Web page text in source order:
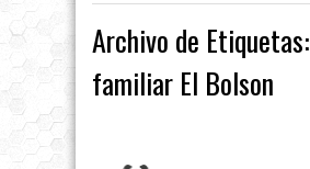
Archivo de Etiquetas:
familiar El Bolson